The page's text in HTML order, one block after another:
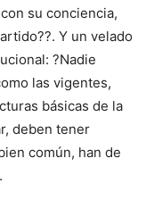
su conciencia,
Y un velado
?Nadie
las vigentes,
básicas de la
deben tener
común, han de